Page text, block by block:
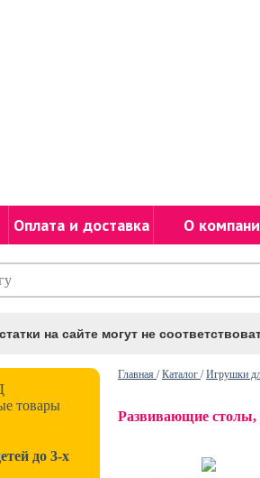
Оплата и доставка О
на сайте могут не
товары
до 3-х
Главная /Каталог /Игрушки
Развивающие